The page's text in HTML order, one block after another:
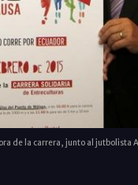
de la carrera, junto al jutbolista